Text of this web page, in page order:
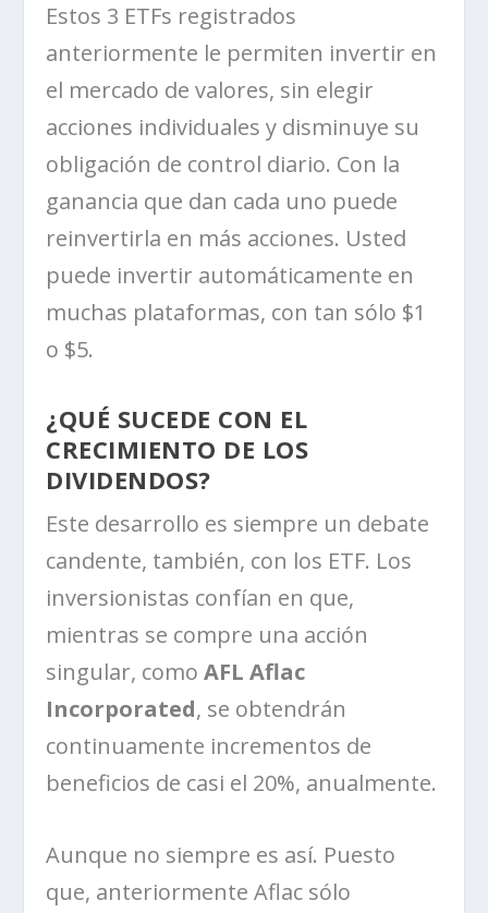
Estos 3 ETFs registrados
anteriormente le permiten invertir en
el mercado de valores, sin elegir
acciones individuales y disminuye su
obligación de control diario. Con la
ganancia que dan cada uno puede
reinvertirla en más acciones. Usted
puede invertir automáticamente en
muchas plataformas, con tan sólo $1
o $5.
¿QUÉ SUCEDE CON EL
CRECIMIENTO DE LOS
DIVIDENDOS?
Este desarrollo es siempre un debate
candente, también, con los ETF. Los
inversionistas confían en que,
mientras se compre una acción
singular, comoAFL Aflac
Incorporated, se obtendrán
continuamente incrementos de
beneficios de casi el 20%, anualmente.
Aunque no siempre es así. Puesto
que, anteriormente Aflac sólo